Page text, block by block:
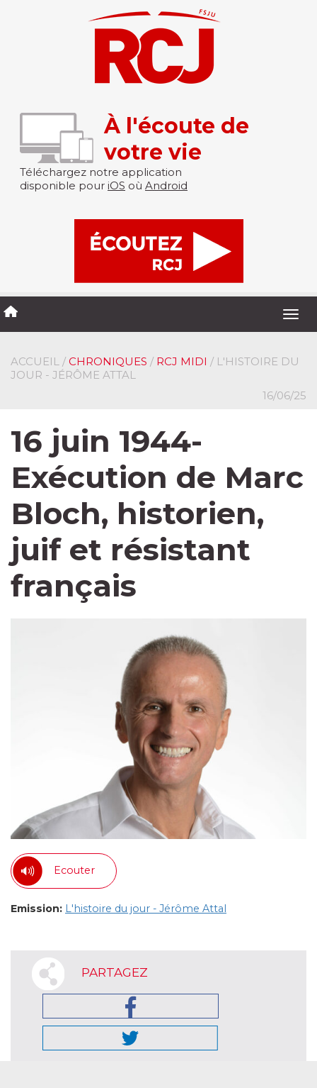
À l'écoute de
votre vie
Téléchargez notre application
disponible pour iOS où Android
ACCUEIL / CHRONIQUES / RCJ MIDI / L'HISTOIRE DU
JOUR - JÉRÔME ATTAL
16/06/25
16 juin 1944-
Exécution de Marc
Bloch, historien,
juif et résistant
français
Ecouter
Emission: L'histoire du jour - Jérôme Attal
PARTAGEZ